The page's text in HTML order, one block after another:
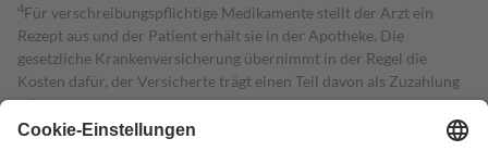
4Für verschreibungspflichtige Medikamente stellt der Arzt ein
Rezept aus und der Patient erhält sie in der Apotheke. Die
gesetzliche Krankenversicherung übernimmt in der Regel die
Kosten dafür, der Versicherte trägt einen Teil davon als Zuzahlung
mit.
Grundsätzlich leisten Mitglieder Zuzahlungen in Höhe von zehn